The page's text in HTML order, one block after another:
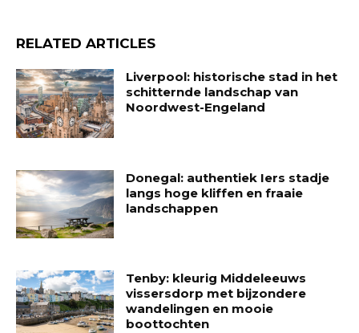
RELATED ARTICLES
Liverpool: historische stad in het
schitternde landschap van
Noordwest-Engeland
Donegal: authentiek Iers stadje
langs hoge kliffen en fraaie
landschappen
Tenby: kleurig Middeleeuws
vissersdorp met bijzondere
wandelingen en mooie
boottochten